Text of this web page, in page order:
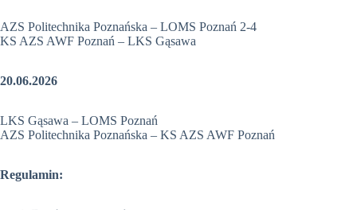
AZS Politechnika Poznańska – LOMS Poznań 2-4
KS AZS AWF Poznań – LKS Gąsawa
20.06.2026
LKS Gąsawa – LOMS Poznań
AZS Politechnika Poznańska – KS AZS AWF Poznań
Regulamin: